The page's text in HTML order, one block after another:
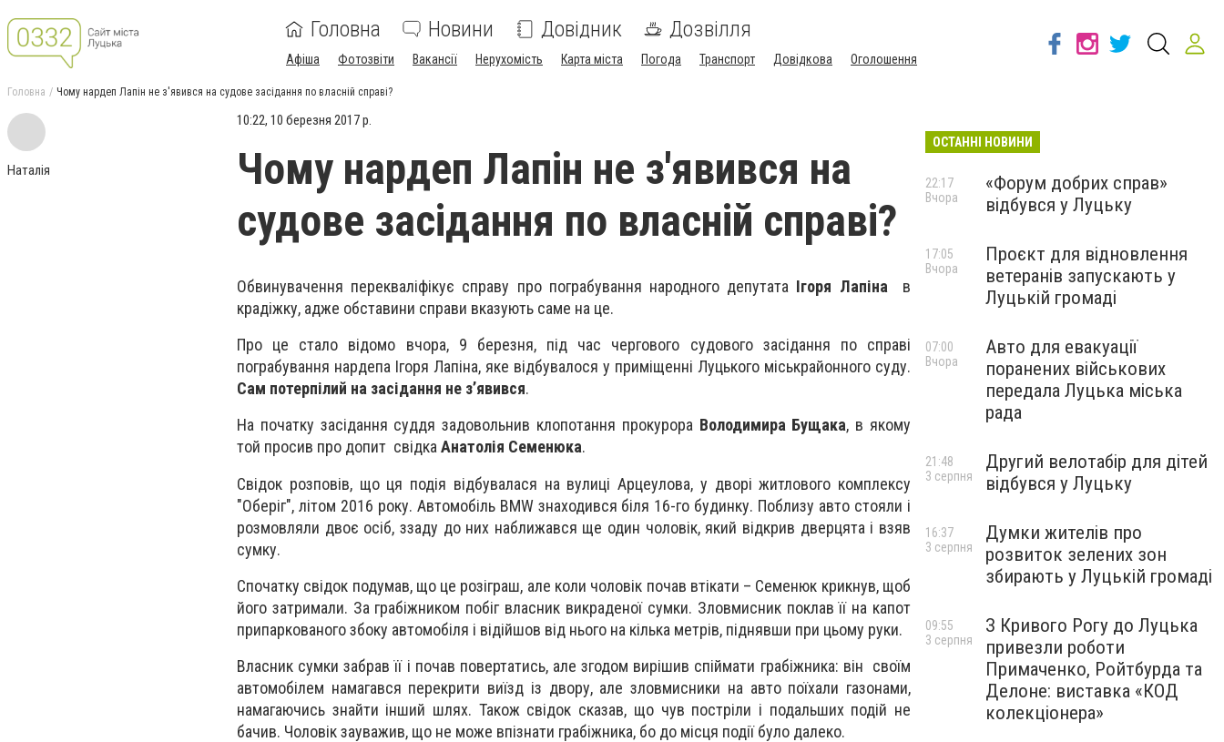
Головна Новини Довідник Дозвілля
Афіша Фотозвіти Вакансії Нерухомість Карта міста Погода Транспорт Довідкова Оголошення
Головна Чому нардеп Лапін не з'явився на судове засідання по власній справі?
Наталія
10:22, 10 березня 2017 р.
Чому нардеп Лапін не з'явився на
судове засідання по власній справі?
Обвинувачення перекваліфікує справу про пограбування народного депутата Ігоря Лапіна в
крадіжку, адже обставини справи вказують саме на це.
Про це стало відомо вчора, 9 березня, під час чергового судового засідання по справі
пограбування нардепа Ігоря Лапіна, яке відбувалося у приміщенні Луцького міськрайонного суду.
Сам потерпілий на засідання не з’явився.
На початку засідання суддя задовольнив клопотання прокурора Володимира Бущака, в якому
той просив про допит свідкаАнатолія Семенюка.
Свідок розповів, що ця подія відбувалася на вулиці Арцеулова, у дворі житлового комплексу
"Оберіг", літом 2016 року. Автомобіль BMW знаходився біля 16-го будинку. Поблизу авто стояли і
розмовляли двоє осіб, ззаду до них наближався ще один чоловік, який відкрив дверцята і взяв
сумку.
Спочатку свідок подумав, що це розіграш, але коли чоловік почав втікати – Семенюк крикнув, щоб
його затримали. За грабіжником побіг власник викраденої сумки. Зловмисник поклав її на капот
припаркованого збоку автомобіля і відійшов від нього на кілька метрів, піднявши при цьому руки.
Власник сумки забрав її і почав повертатись, але згодом вирішив спіймати грабіжника: він своїм
автомобілем намагався перекрити виїзд із двору, але зловмисники на авто поїхали газонами,
намагаючись знайти інший шлях. Також свідок сказав, що чув постріли і подальших подій не
бачив. Чоловік зауважив, що не може впізнати грабіжника, бо до місця події було далеко.
ОСТАННІ НОВИНИ
«Форум добрих справ»
відбувся у Луцьку
22:17
Вчора
Проєкт для відновлення
ветеранів запускають у
Луцькій громаді
17:05
Вчора
Авто для евакуації
поранених військових
передала Луцька міська
рада
07:00
Вчора
Другий велотабір для дітей
відбувся у Луцьку
21:48
3 серпня
Думки жителів про
розвиток зелених зон
збирають у Луцькій громаді
16:37
3 серпня
З Кривого Рогу до Луцька
привезли роботи
Примаченко, Ройтбурда та
Делоне: виставка «КОД
колекціонера»
09:55
3 серпня